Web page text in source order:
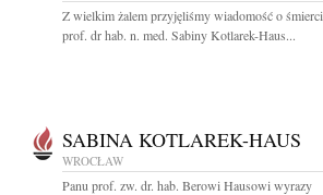
Z wielkim żalem przyjęliśmy wiadomość o śmierci
prof. dr hab. n. med. Sabiny Kotlarek-Haus...
SABINA KOTLAREK-HAUS
WROCŁAW
Panu prof. zw. dr. hab. Berowi Hausowi wyrazy